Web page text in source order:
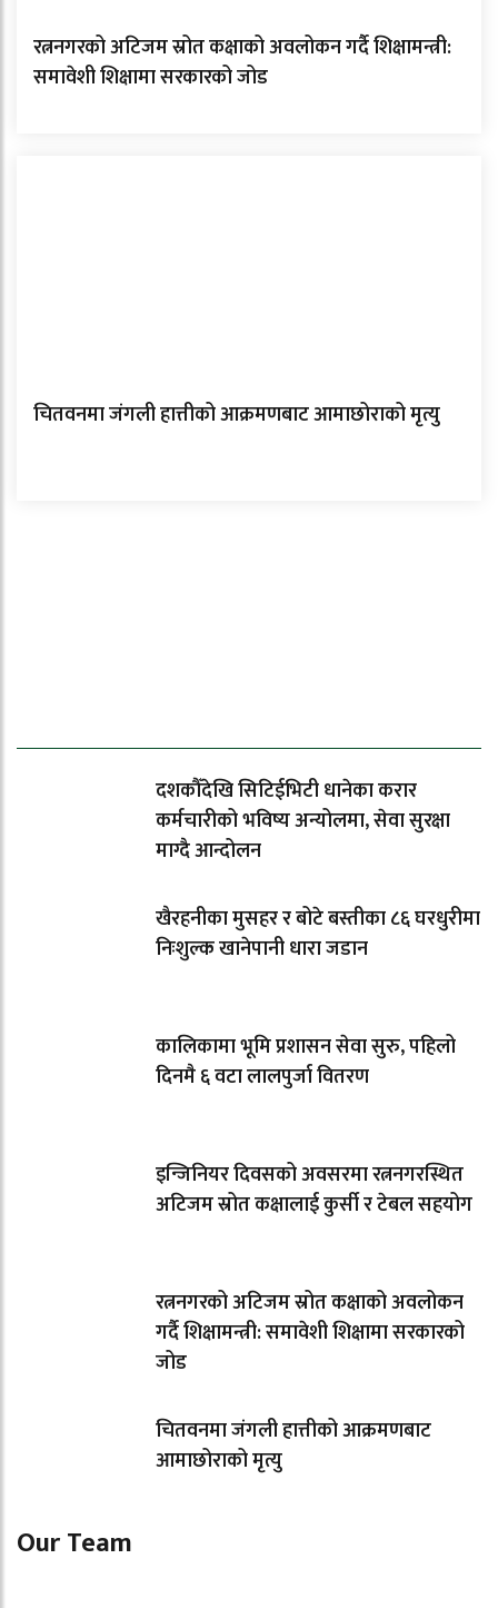
रत्ननगरको अटिजम स्रोत कक्षाको अवलोकन गर्दै शिक्षामन्त्री:
समावेशी शिक्षामा सरकारको जोड
चितवनमा जंगली हात्तीको आक्रमणबाट आमाछोराको मृत्यु
दशकौँदेखि सिटिईभिटी धानेका करार
कर्मचारीको भविष्य अन्योलमा, सेवा सुरक्षा
माग्दै आन्दोलन
खैरहनीका मुसहर र बोटे बस्तीका ८६ घरधुरीमा
निःशुल्क खानेपानी धारा जडान
कालिकामा भूमि प्रशासन सेवा सुरु, पहिलो
दिनमै ६ वटा लालपुर्जा वितरण
इन्जिनियर दिवसको अवसरमा रत्ननगरस्थित
अटिजम स्रोत कक्षालाई कुर्सी र टेबल सहयोग
रत्ननगरको अटिजम स्रोत कक्षाको अवलोकन
गर्दै शिक्षामन्त्री: समावेशी शिक्षामा सरकारको
जोड
चितवनमा जंगली हात्तीको आक्रमणबाट
आमाछोराको मृत्यु
Our Team